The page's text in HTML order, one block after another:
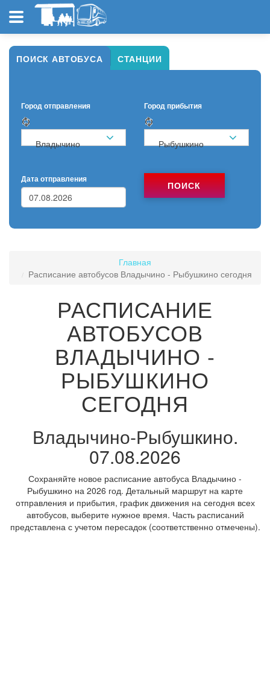
ПОИСК АВТОБУСА СТАНЦИИ
Город отправления
Владычино
Город прибытия
Рыбушкино
Дата отправления
ПОИСК
Главная
Расписание автобусов Владычино - Рыбушкино сегодня
РАСПИСАНИЕ
АВТОБУСОВ
ВЛАДЫЧИНО -
РЫБУШКИНО
СЕГОДНЯ
Владычино-Рыбушкино.
07.08.2026
Сохраняйте новое расписание автобуса Владычино -
Рыбушкино на 2026 год. Детальный маршрут на карте
отправления и прибытия, график движения на сегодня всех
автобусов, выберите нужное время. Часть расписаний
представлена с учетом пересадок (соответственно отмечены).